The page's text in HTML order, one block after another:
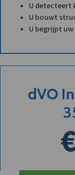
U detecteert
U bouwt
U begrijpt
dVO